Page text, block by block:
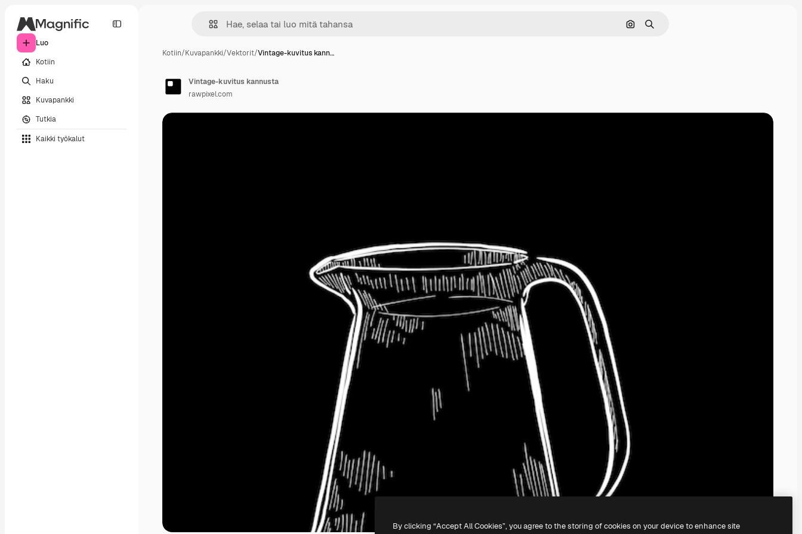
Luo
Kotiin
Haku
Kuvapankki
Tutkia
Kaikki työkalut
Hae kuvan perusteella
Haku
Kotiin/Kuvapankki/Vektorit/Vintage-kuvitus kann…
Vintage-kuvitus kannusta
rawpixel.com
By clicking “Accept All Cookies”, you agree to the storing of cookies on your device to enhance site